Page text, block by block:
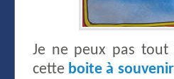
Je ne peux pas tout
cette boite à